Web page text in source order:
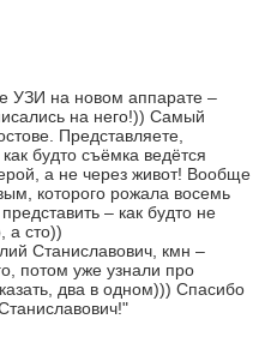
УЗИ на новом аппарате –
на него!)) Самый
Представляете,
будто съёмка ведётся
а не через живот! Вообще
которого рожала восемь
– как будто не
а сто))
Станиславович, кмн –
потом уже узнали про
два в одном))) Спасибо